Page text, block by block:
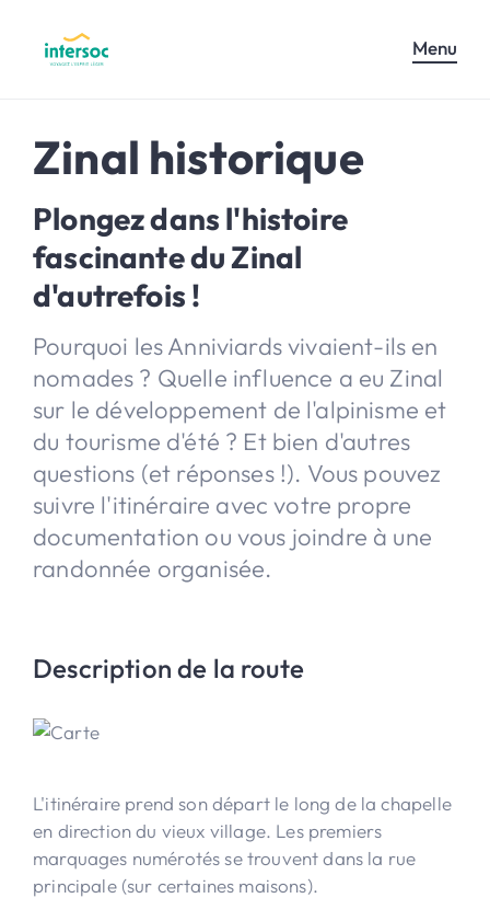
Menu
Zinal historique
Plongez dans l'histoire
fascinante du Zinal
d'autrefois !
Pourquoi les Anniviards vivaient-ils en
nomades ? Quelle influence a eu Zinal
sur le développement de l'alpinisme et
du tourisme d'été ? Et bien d'autres
questions (et réponses !). Vous pouvez
suivre l'itinéraire avec votre propre
documentation ou vous joindre à une
randonnée organisée.
Description de la route
L'itinéraire prend son départ le long de la chapelle
en direction du vieux village. Les premiers
marquages numérotés se trouvent dans la rue
principale (sur certaines maisons).